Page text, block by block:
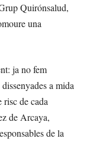
Quirónsalud,
una
ja no fem
a mida
de cada
de Arcaya,
de la